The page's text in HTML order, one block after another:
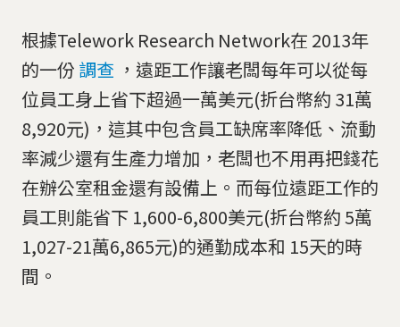
根據Telework Research Network在 2013年
的一份 調查 ，遠距工作讓老闆每年可以從每
位員工身上省下超過一萬美元(折台幣約 31萬
8,920元)，這其中包含員工缺席率降低、流動
率減少還有生產力增加，老闆也不用再把錢花
在辦公室租金還有設備上。而每位遠距工作的
員工則能省下 1,600-6,800美元(折台幣約 5萬
1,027-21萬6,865元)的通勤成本和 15天的時
間。